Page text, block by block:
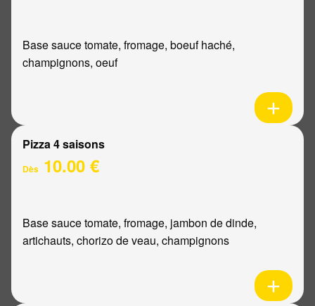
Base sauce tomate, fromage, boeuf haché,
champignons, oeuf
Pizza 4 saisons
Dès 10.00 €
Base sauce tomate, fromage, jambon de dinde,
artichauts, chorizo de veau, champignons